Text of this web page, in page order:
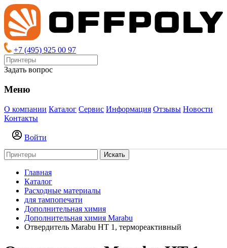
+7 (495) 925 00 97
Задать вопрос
Меню
О компании Каталог Сервис Информация Отзывы Новости
Контакты
Войти
Искать
Главная
Каталог
Расходные материалы
для тампопечати
Дополнительная химия
Дополнительная химия Marabu
Отвердитель Marabu HT 1, термореактивный